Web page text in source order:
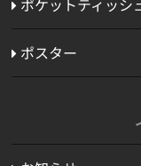
ポケットティッシ
ポスター